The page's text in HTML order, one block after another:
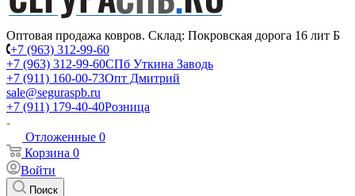
Оптовая продажа ковров. Склад: Покровская дорога 16 лит Б
+7 (963) 312-99-60
+7 (963) 312-99-60СПб Уткина Заводь
+7 (911) 160-00-73Опт Дмитрий
sale@seguraspb.ru
+7 (911) 179-40-40Розница
Отложенные 0
Корзина 0
Войти
Поиск